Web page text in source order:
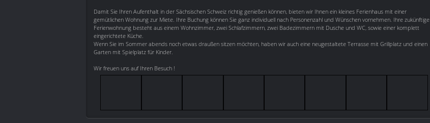
Damit Sie Ihren Aufenthalt in der Sächsischen Schweiz richtig genießen können, bieten wir Ihnen ein kleines Ferienhaus mit einer
gemütlichen Wohnung zur Miete. Ihre Buchung können Sie ganz individuell nach Personenzahl und Wünschen vornehmen. Ihre zukünftige
Ferienwohnung besteht aus einem Wohnzimmer, zwei Schlafzimmern, zwei Badezimmern mit Dusche und WC, sowie einer komplett
eingerichtete Küche.
Wenn Sie im Sommer abends noch etwas draußen sitzen möchten, haben wir auch eine neugestaltete Terrasse mit Grillplatz und einen
Garten mit Spielplatz für Kinder.
Wir freuen uns auf Ihren Besuch !